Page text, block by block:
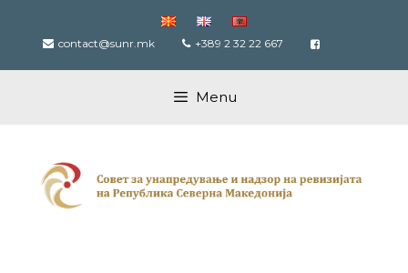
content contact@sunr.mk +389 2 32 22 667
Menu